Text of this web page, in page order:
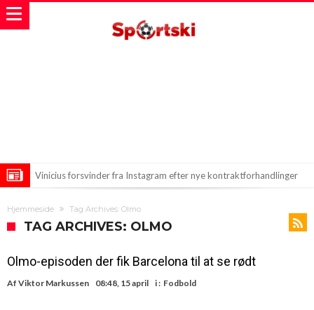
Vinicius forsvinder fra Instagram efter nye kontraktforhandlinger
Ny dansk titel: Messi og Zidane: De To Ene Fjernede Tårne i
Hjemmeside Tag Archives: Olmo
TAG ARCHIVES: OLMO
Olmo-episoden der fik Barcelona til at se rødt
Af Viktor Markussen 08:48, 15 april i : Fodbold